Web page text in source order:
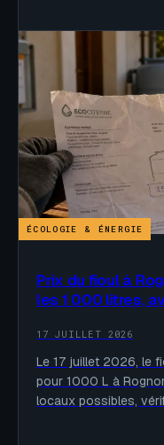
ÉCOLOGIE & ÉNERGIE
Prix du fioul à
les 1 000 litres,
17 JUILLET 2026
Le 17 juillet 2026, le
pour 1000 L à
locaux possibles,